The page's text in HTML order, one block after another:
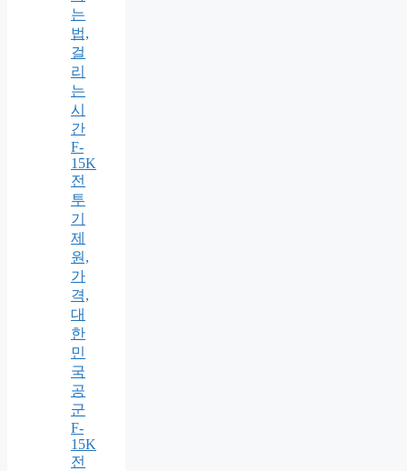
는
법,
걸
리
는
시
간
F-
15K
전
투
기
제
원,
가
격,
대
한
민
국
공
군
F-
15K
전